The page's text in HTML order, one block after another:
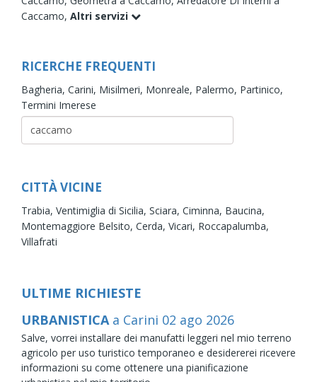
Caccamo, Altri servizi
RICERCHE FREQUENTI
Bagheria, Carini, Misilmeri, Monreale, Palermo, Partinico,
Termini Imerese
CITTÀ VICINE
Trabia, Ventimiglia di Sicilia, Sciara, Ciminna, Baucina,
Montemaggiore Belsito, Cerda, Vicari, Roccapalumba,
Villafrati
ULTIME RICHIESTE
URBANISTICA a Carini 02 ago 2026
Salve, vorrei installare dei manufatti leggeri nel mio terreno
agricolo per uso turistico temporaneo e desidererei ricevere
informazioni su come ottenere una pianificazione